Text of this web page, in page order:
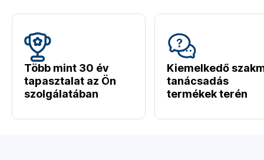
Több mint 30 év
tapasztalat az Ön
szolgálatában
Kiemelkedő
tanácsadás
termékek terén